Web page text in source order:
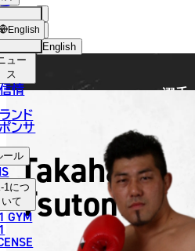
English
中文（简体）
中文（繁體）
ไทย
ョッ
プ
ュー
ス
情
ンド
ンサ
ール
1につ
いて
GYM
English
選手
Takahagi
Tsutomu